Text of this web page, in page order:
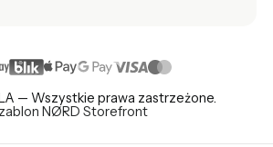
— Wszystkie prawa zastrzeżone.
NØRD Storefront